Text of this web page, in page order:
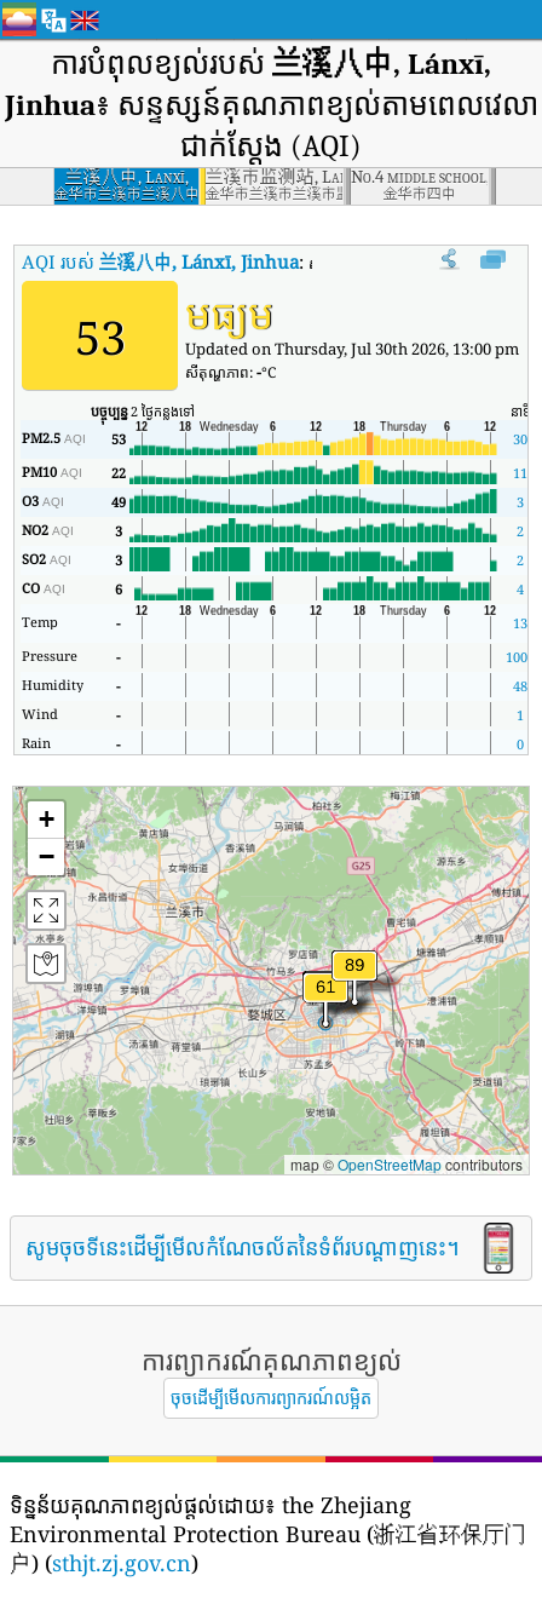
ការបំពុលខ្យល់របស់ 兰溪八中, Lánxī,
Jinhua៖ សន្ទស្សន៍គុណភាពខ្យល់តាមពេលវេលា
ជាក់ស្តែង (AQI)
兰溪八中, Lanxī,
Jinhua
金华市兰溪市兰溪八中
兰溪市监测站, Lanxī, Jinhua
金华市兰溪市兰溪市监测站
No.4 middle school, Jinhua
金华市四中
AQI របស់兰溪八中, Lánxī, Jinhua: សន្ទស្សន៍គុណភាពខ្យល់តាមពេលវេលាពិត
53 មធ្យម
Updated on Thursday, Jul 30th 2026, 13:00 pm
សីតុណ្ហភាព:-°C
បច្ចុប្បន្ន2 ថ្ងៃកន្លងទៅ នាទី
PM2.5AQI 53
30
PM10AQI 22
11
O3AQI 49
3
NO2AQI 3
2
SO2AQI 3
2
COAQI 6
4
Temp
-
13
Pressure
- 1004
Humidity
-
48
Wind
-
1
Rain
- 0
+
−
map ©OpenStreetMapcontributors
សូមចុចទីនេះដើម្បីមើលកំណែចល័តនៃទំព័របណ្តាញនេះ។
ការព្យាករណ៍គុណភាពខ្យល់
ចុចដើម្បីមើលការព្យាករណ៍លម្អិត
ទិន្នន័យគុណភាពខ្យល់ផ្តល់ដោយ៖ the Zhejiang
Environmental Protection Bureau (浙江省环保厅门
户) (sthjt.zj.gov.cn)